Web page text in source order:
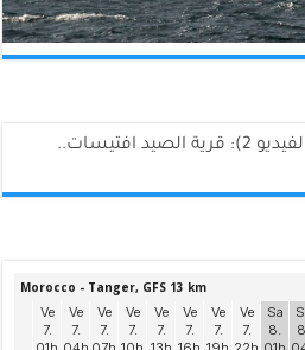
لقاءات مع مهنيي بوجدور (بالفيديو 2): قرية الصيد افتيسات..